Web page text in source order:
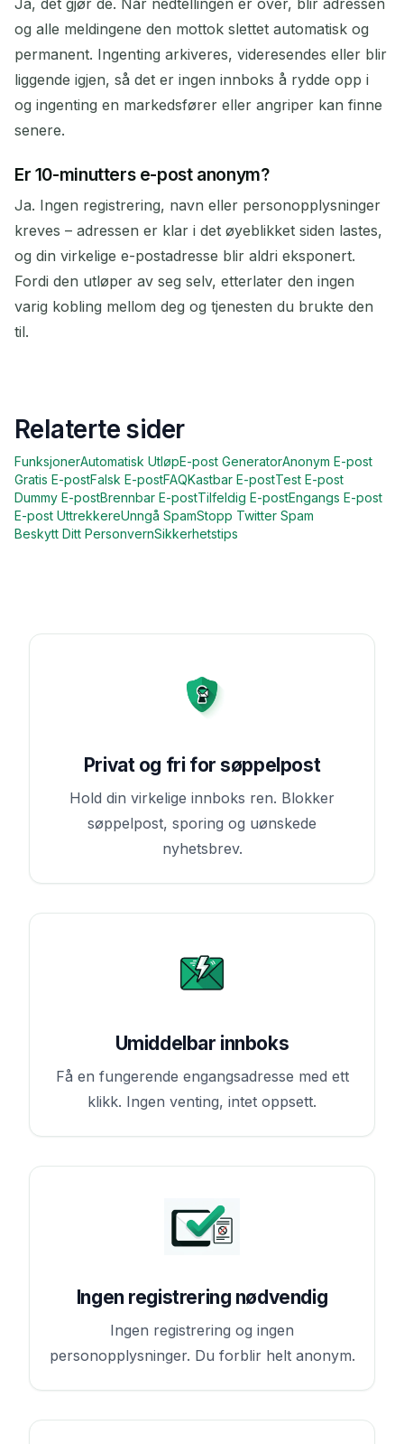
og alle meldingene den mottok slettet automatisk og
permanent. Ingenting arkiveres, videresendes eller blir
liggende igjen, så det er ingen innboks å rydde opp i
og ingenting en markedsfører eller angriper kan finne
senere.
Er 10-minutters e-post anonym?
Ja. Ingen registrering, navn eller personopplysninger
kreves – adressen er klar i det øyeblikket siden lastes,
og din virkelige e-postadresse blir aldri eksponert.
Fordi den utløper av seg selv, etterlater den ingen
varig kobling mellom deg og tjenesten du brukte den
til.
Relaterte sider
FunksjonerAutomatisk UtløpE-post GeneratorAnonym E-post
Gratis E-postFalsk E-postFAQKastbar E-postTest E-post
Dummy E-postBrennbar E-postTilfeldig E-postEngangs E-post
E-post UttrekkereUnngå SpamStopp Twitter Spam
Beskytt Ditt PersonvernSikkerhetstips
Privat og fri for søppelpost
Hold din virkelige innboks ren. Blokker
søppelpost, sporing og uønskede
nyhetsbrev.
Umiddelbar innboks
Få en fungerende engangsadresse med ett
klikk. Ingen venting, intet oppsett.
Ingen registrering nødvendig
Ingen registrering og ingen
personopplysninger. Du forblir helt anonym.